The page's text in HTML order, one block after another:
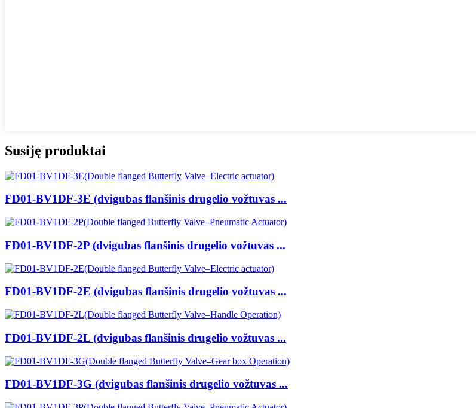
Susiję produktai
FD01-BV1DF-3E (dvigubas flanšinis drugelio vožtuvas ...
FD01-BV1DF-2P (dvigubas flanšinis drugelio vožtuvas ...
FD01-BV1DF-2E (dvigubas flanšinis drugelio vožtuvas ...
FD01-BV1DF-2L (dvigubas flanšinis drugelio vožtuvas ...
FD01-BV1DF-3G (dvigubas flanšinis drugelio vožtuvas ...